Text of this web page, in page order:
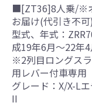
■[ZT36]8人乗/※
お届け(代引き不可)
型式、年式：
成19年6月～22年4
※2列目ロングス
用レバー付車専用
グレード：X/X-L
II